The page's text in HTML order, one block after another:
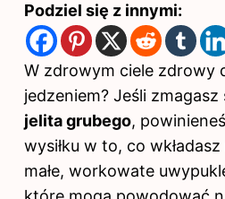
Podziel się z innymi:
W zdrowym ciele zdrowy
jedzeniem? Jeśli zmagasz
jelita grubego,
wysiłku w to, co
małe, workowate